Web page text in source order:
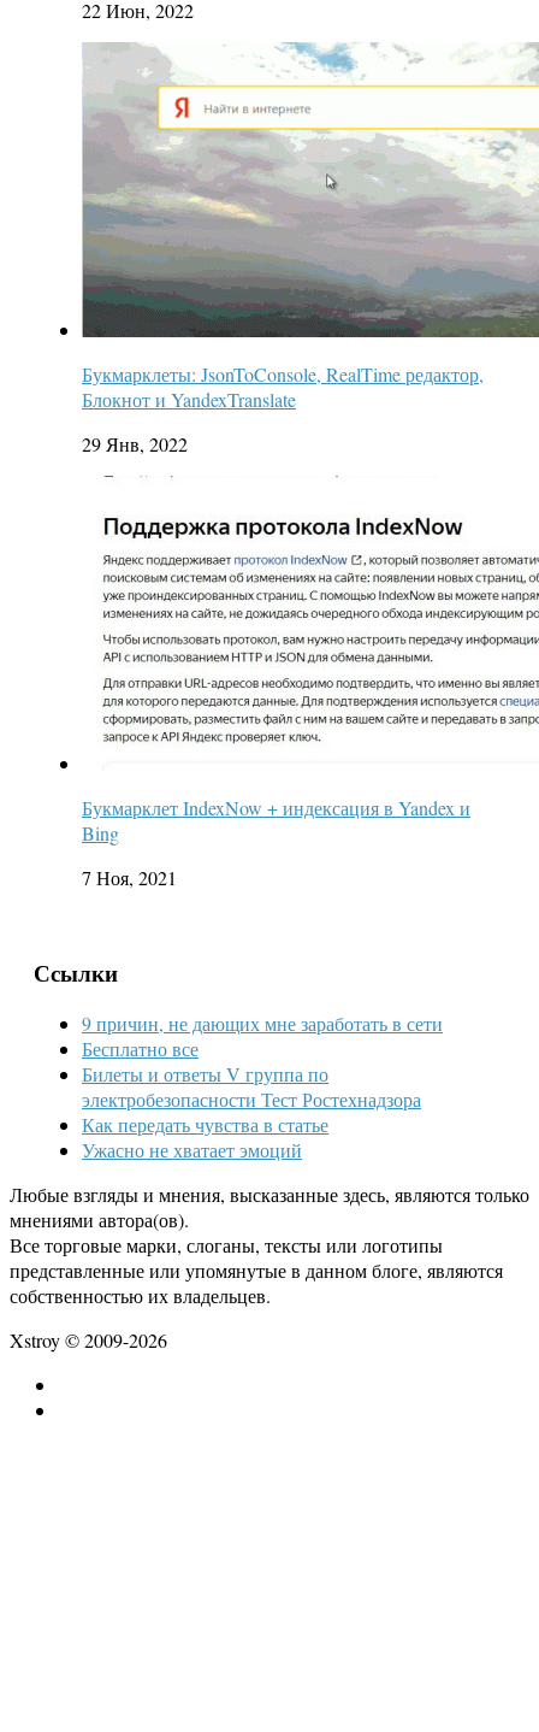
22 Июн, 2022
Букмарклеты: JsonToConsole, RealTime редактор,
Блокнот и YandexTranslate
29 Янв, 2022
Букмарклет IndexNow + индексация в Yandex и
Bing
7 Ноя, 2021
Ссылки
9 причин, не дающих мне заработать в сети
Бесплатно все
Билеты и ответы V группа по
электробезопасности Тест Ростехнадзора
Как передать чувства в статье
Ужасно не хватает эмоций
Любые взгляды и мнения, высказанные здесь, являются только
мнениями автора(ов).
Все торговые марки, слоганы, тексты или логотипы
представленные или упомянутые в данном блоге, являются
собственностью их владельцев.
Xstroy © 2009-2026